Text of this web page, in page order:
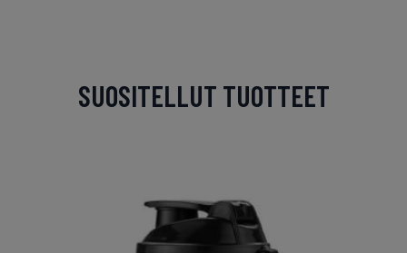
SUOSITELLUT TUOTTEET